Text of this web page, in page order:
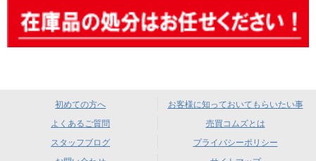
初めての方へ
お客様に知っておいてもらいたい事
よくあるご質問
売買コムズとは
スタッフブログ
プライバシーポリシー